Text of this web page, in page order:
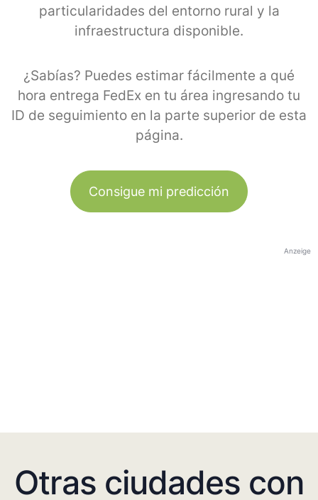
particularidades del entorno rural y la
infraestructura disponible.
¿Sabías? Puedes estimar fácilmente a qué
hora entrega FedEx en tu área ingresando tu
ID de seguimiento en la parte superior de esta
página.
Consigue mi predicción
Anzeige
Otras ciudades con